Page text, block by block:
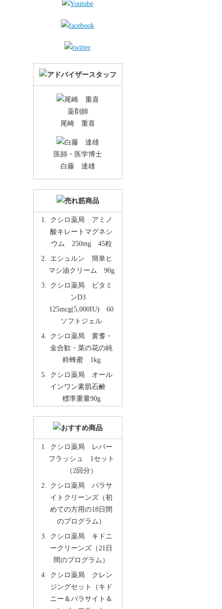
薬剤師
尾崎 重喜
医師・医学博士
白藤 達雄
クシロ薬局 アミノ
酸キレートマグネシ
ウム 250mg 45粒
エシュルン 簡単ヒ
マシ油クリーム 90g
クシロ薬局 ビタミ
ンD3
125mcg(5,000IU) 60
ソフトジェル
クシロ薬局 黄耆・
金合歓・菜の花の純
粋蜂蜜 1kg
クシロ薬局 オール
インワン素肌石鹸
標準重量90g
クシロ薬局 レバー
フラッシュ 1セット
（2回分）
クシロ薬局 パラサ
イトクリーンズ（初
めての方用の18日間
のプログラム）
クシロ薬局 キドニ
ークリーンズ（21日
間のプログラム）
クシロ薬局 クレン
ジングセット（キド
ニー＆パラサイト＆